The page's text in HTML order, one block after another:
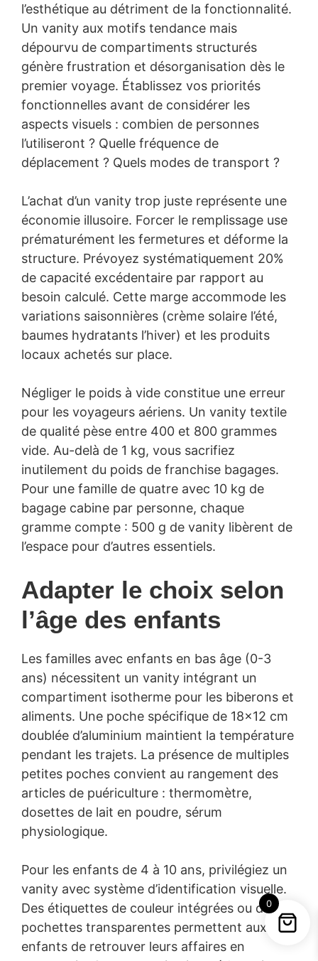
l’esthétique au détriment de la fonctionnalité.
Un vanity aux motifs tendance mais
dépourvu de compartiments structurés
génère frustration et désorganisation dès le
premier voyage. Établissez vos priorités
fonctionnelles avant de considérer les
aspects visuels : combien de personnes
l’utiliseront ? Quelle fréquence de
déplacement ? Quels modes de transport ?
L’achat d’un vanity trop juste représente une
économie illusoire. Forcer le remplissage use
prématurément les fermetures et déforme la
structure. Prévoyez systématiquement 20%
de capacité excédentaire par rapport au
besoin calculé. Cette marge accommode les
variations saisonnières (crème solaire l’été,
baumes hydratants l’hiver) et les produits
locaux achetés sur place.
Négliger le poids à vide constitue une erreur
pour les voyageurs aériens. Un vanity textile
de qualité pèse entre 400 et 800 grammes
vide. Au-delà de 1 kg, vous sacrifiez
inutilement du poids de franchise bagages.
Pour une famille de quatre avec 10 kg de
bagage cabine par personne, chaque
gramme compte : 500 g de vanity libèrent de
l’espace pour d’autres essentiels.
Adapter le choix selon
l’âge des enfants
Les familles avec enfants en bas âge (0-3
ans) nécessitent un vanity intégrant un
compartiment isotherme pour les biberons et
aliments. Une poche spécifique de 18×12 cm
doublée d’aluminium maintient la température
pendant les trajets. La présence de multiples
petites poches convient au rangement des
articles de puériculture : thermomètre,
dosettes de lait en poudre, sérum
physiologique.
Pour les enfants de 4 à 10 ans, privilégiez un
vanity avec système d’identification visuelle.
Des étiquettes de couleur intégrées ou des
pochettes transparentes permettent aux
enfants de retrouver leurs affaires en
0